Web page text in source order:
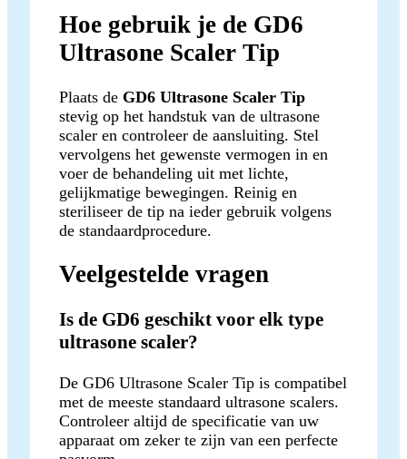
Hoe gebruik je de GD6
Ultrasone Scaler Tip
Plaats de GD6 Ultrasone Scaler Tip
stevig op het handstuk van de ultrasone
scaler en controleer de aansluiting. Stel
vervolgens het gewenste vermogen in en
voer de behandeling uit met lichte,
gelijkmatige bewegingen. Reinig en
steriliseer de tip na ieder gebruik volgens
de standaardprocedure.
Veelgestelde vragen
Is de GD6 geschikt voor elk type
ultrasone scaler?
De GD6 Ultrasone Scaler Tip is compatibel
met de meeste standaard ultrasone scalers.
Controleer altijd de specificatie van uw
apparaat om zeker te zijn van een perfecte